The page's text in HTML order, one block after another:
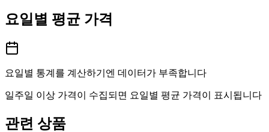
요일별 평균 가격
요일별 통계를 계산하기엔 데이터가 부족합니다
일주일 이상 가격이 수집되면 요일별 평균 가격이 표시됩니다
관련 상품